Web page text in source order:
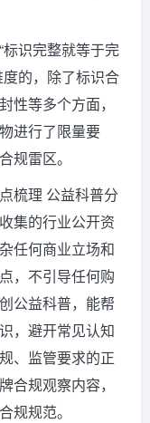
识完整就等于完
的，除了标识合
性等多个方面，
进行了限量要
规雷区。
梳理 公益科普分
集的行业公开资
任何商业立场和
，不引导任何购
公益科普，能帮
，避开常见认知
、监管要求的正
合规观察内容，
规规范。